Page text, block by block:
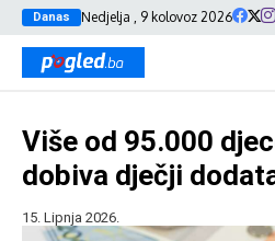
Danas Nedjelja , 9 kolovoz 2026
Više od 95.000
dobiva dječji
15. Lipnja 2026.